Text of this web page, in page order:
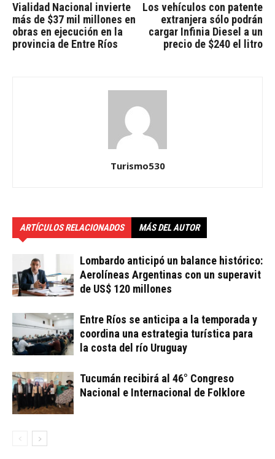
Vialidad Nacional invierte
más de $37 mil millones en
obras en ejecución en la
provincia de Entre Ríos
Los vehículos con patente
extranjera sólo podrán
cargar Infinia Diesel a un
precio de $240 el litro
Turismo530
ARTÍCULOS RELACIONADOS MÁS DEL AUTOR
Lombardo anticipó un balance histórico:
Aerolíneas Argentinas con un superavit
de US$ 120 millones
Entre Ríos se anticipa a la temporada y
coordina una estrategia turística para
la costa del río Uruguay
Tucumán recibirá al 46° Congreso
Nacional e Internacional de Folklore